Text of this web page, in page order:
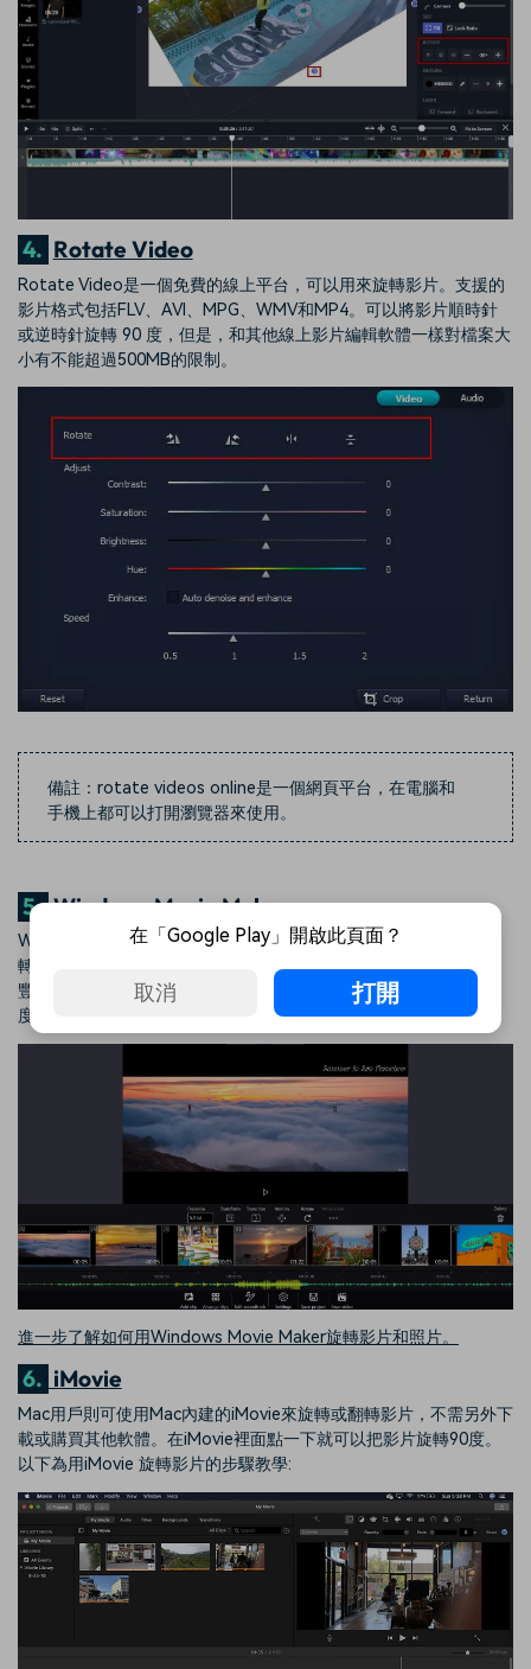
4. Rotate Video
Rotate Video是一個免費的線上平台，可以用來旋轉影片。支援的
影片格式包括FLV、AVI、MPG、WMV和MP4。可以將影片順時針
或逆時針旋轉 90 度，但是，和其他線上影片編輯軟體一樣對檔案大
小有不能超過500MB的限制。
備註：rotate videos online是一個網頁平台，在電腦和
手機上都可以打開瀏覽器來使用。
5.Windows Movie Make
Windows用戶可用作業系統中內建的Windows Movie Maker來旋
轉或翻轉影片，是一個用來執行這些作業的最簡單工具。這個功能
豐富但使用簡單的影片編輯工具能夠將影片旋轉 90、180 或 270
度，以及垂直或水平翻轉。
進一步了解如何用Windows Movie Maker旋轉影片和照片。
6. iMovie
Mac用戶則可使用Mac內建的iMovie來旋轉或翻轉影片，不需另外下
載或購買其他軟體。在iMovie裡面點一下就可以把影片旋轉90度。
以下為用iMovie 旋轉影片的步驟教學:
在「Google Play」開啟此頁面？
取消 打開